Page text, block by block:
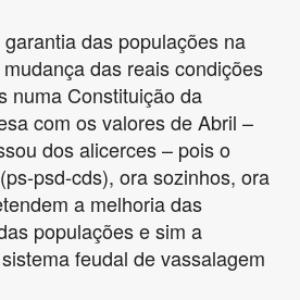
das populações na
das reais condições
numa Constituição da
com os valores de Abril –
dos alicerces – pois o
psd-cds), ora sozinhos, ora
a melhoria das
populações e sim a
feudal de vassalagem